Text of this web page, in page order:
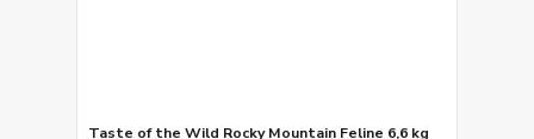
Taste of the Wild Rocky Mountain Feline 6,6 kg